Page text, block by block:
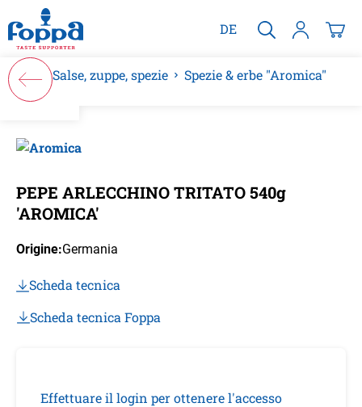
principale
DE
Salse, zuppe, spezie Spezie & erbe "Aromica"
PEPE ARLECCHINO TRITATO 540g
'AROMICA'
Origine:Germania
Scheda tecnica
Scheda tecnica Foppa
Effettuare il login per ottenere l'accesso